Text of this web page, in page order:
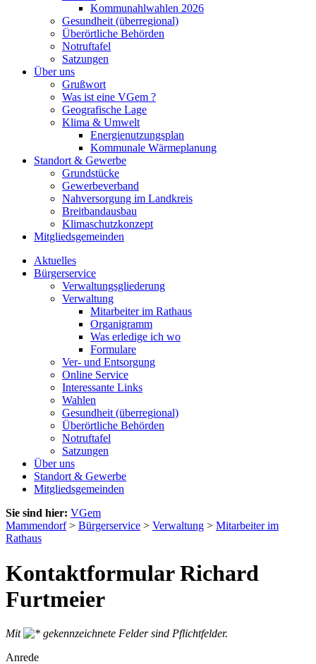
Kommunahlwahlen 2026
Gesundheit (überregional)
Überörtliche Behörden
Notruftafel
Satzungen
Über uns
Grußwort
Was ist eine VGem ?
Geografische Lage
Klima & Umwelt
Energienutzungsplan
Kommunale Wärmeplanung
Standort & Gewerbe
Grundstücke
Gewerbeverband
Nahversorgung im Landkreis
Breitbandausbau
Klimaschutzkonzept
Mitgliedsgemeinden
Aktuelles
Bürgerservice
Verwaltungsgliederung
Verwaltung
Mitarbeiter im Rathaus
Organigramm
Was erledige ich wo
Formulare
Ver- und Entsorgung
Online Service
Interessante Links
Wahlen
Gesundheit (überregional)
Überörtliche Behörden
Notruftafel
Satzungen
Über uns
Standort & Gewerbe
Mitgliedsgemeinden
Sie sind hier: VGem
Mammendorf> Bürgerservice > Verwaltung > Mitarbeiter im
Rathaus
Kontaktformular Richard
Furtmeier
Mit
gekennzeichnete Felder sind Pflichtfelder.
Anrede